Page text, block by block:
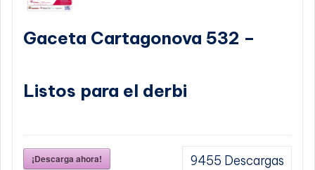
Gaceta Cartagonova 532 –
Listos para el derbi
¡Descarga ahora! 9455 Descargas